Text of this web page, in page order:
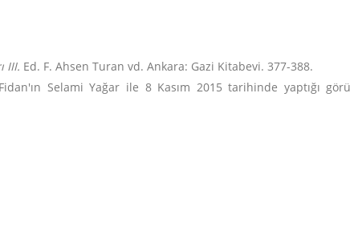
III. Ed. F. Ahsen Turan vd. Ankara: Gazi Kitabevi. 377-388.
Selami Yağar ile 8 Kasım 2015 tarihinde yaptığı